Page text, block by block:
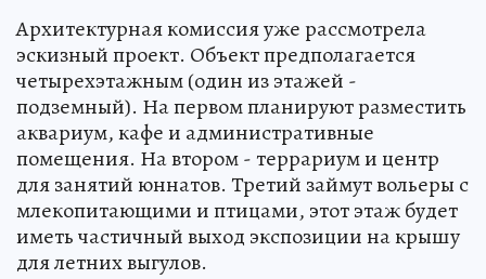
Архитектурная комиссия уже рассмотрела
эскизный проект. Объект предполагается
четырехэтажным (один из этажей -
подземный). На первом планируют разместить
аквариум, кафе и административные
помещения. На втором - террариум и центр
для занятий юннатов. Третий займут вольеры с
млекопитающими и птицами, этот этаж будет
иметь частичный выход экспозиции на крышу
для летних выгулов.